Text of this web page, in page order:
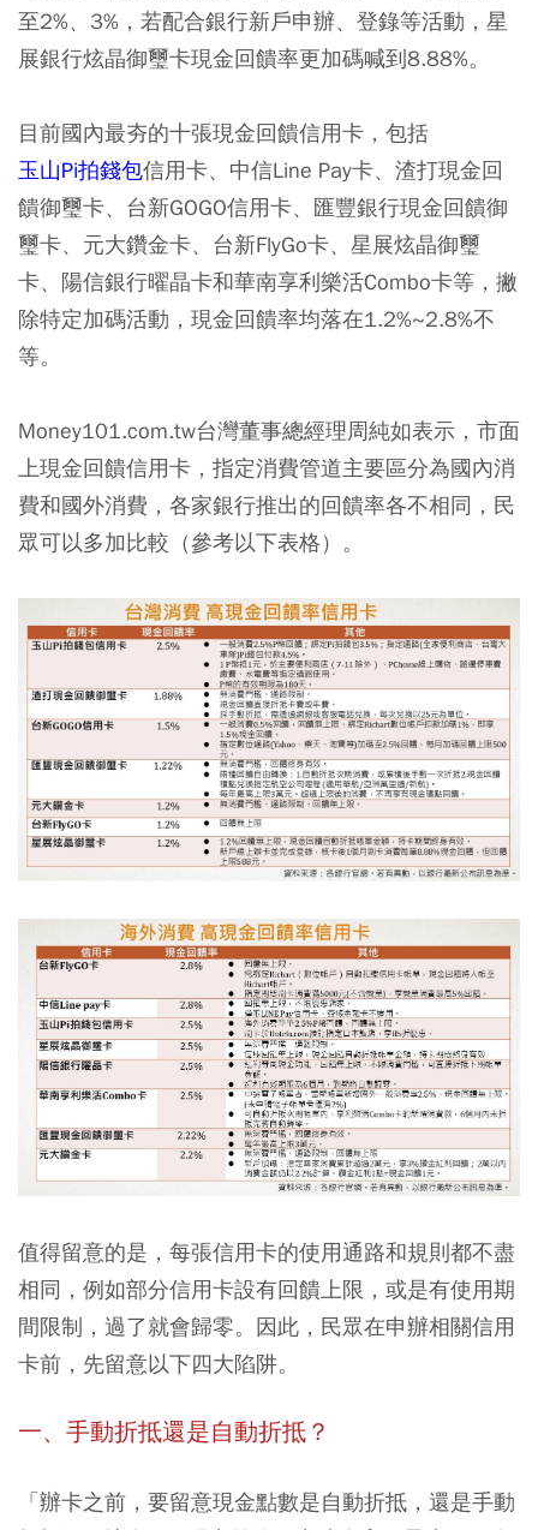
至2%、3%，若配合銀行新戶申辦、登錄等活動，星
展銀行炫晶御璽卡現金回饋率更加碼喊到8.88%。
目前國內最夯的十張現金回饋信用卡，包括
玉山Pi拍錢包信用卡、中信Line Pay卡、渣打現金回
饋御璽卡、台新GOGO信用卡、匯豐銀行現金回饋御
璽卡、元大鑽金卡、台新FlyGo卡、星展炫晶御璽
卡、陽信銀行曜晶卡和華南享利樂活Combo卡等，撇
除特定加碼活動，現金回饋率均落在1.2%~2.8%不
等。
Money101.com.tw台灣董事總經理周純如表示，市面
上現金回饋信用卡，指定消費管道主要區分為國內消
費和國外消費，各家銀行推出的回饋率各不相同，民
眾可以多加比較（參考以下表格）。
值得留意的是，每張信用卡的使用通路和規則都不盡
相同，例如部分信用卡設有回饋上限，或是有使用期
間限制，過了就會歸零。因此，民眾在申辦相關信用
卡前，先留意以下四大陷阱。
一、 手動折抵還是自動折抵？
「辦卡之前，要留意現金點數是自動折抵，還是手動